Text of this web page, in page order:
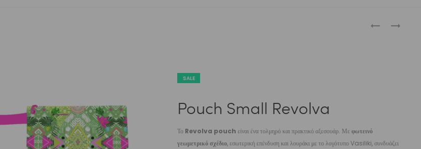
POUCH
POUCH
SALE
Pouch Small Revolva
Το Revolva pouch είναι ένα τολμηρό και πρακτικό αξεσουάρ. Μεφωτεινό
γεωμετρικό σχέδιο, εσωτερική επένδυση και λουράκι με το λογότυπο Vasiliki, συνδυάζει